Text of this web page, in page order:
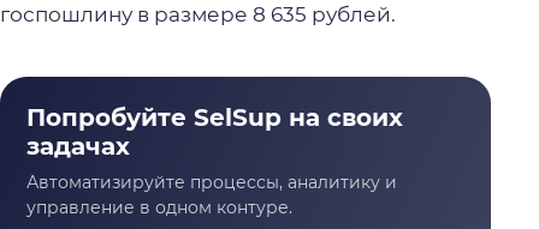
госпошлину в размере 8 635 рублей.